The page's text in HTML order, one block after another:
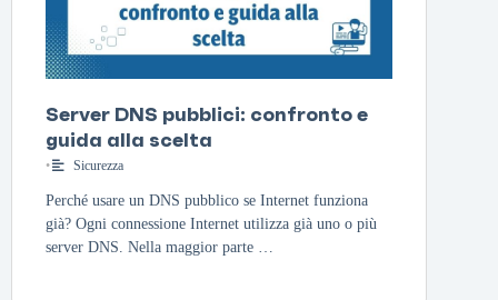
Server DNS pubblici: confronto e
guida alla scelta
• Sicurezza
Perché usare un DNS pubblico se Internet funziona
già? Ogni connessione Internet utilizza già uno o più
server DNS. Nella maggior parte …